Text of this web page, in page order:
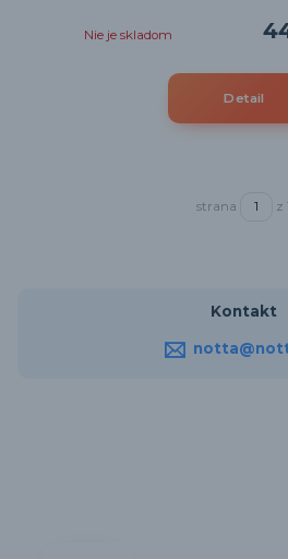
Nie je skladom
Detail
strana z
Kontakt